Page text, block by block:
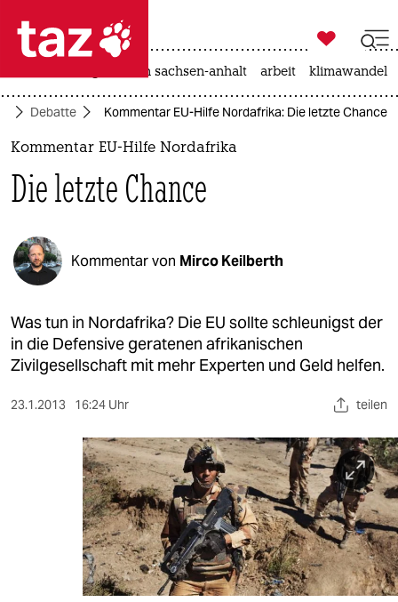
 taz zahl ich
taz zahl ich
politik
öko
gesellschaft
kultur
sport
berlin
wahrheit
veranstaltungen

taz zahl ich
landtagswahl in sachsen-anhalt arbeit klimawandel
Debatte Kommentar EU-Hilfe Nordafrika: Die letzte Chance
Kommentar EU-Hilfe Nordafrika
Die letzte Chance
Kommentar von Mirco Keilberth
Was tun in Nordafrika? Die EU sollte schleunigst der
in die Defensive geratenen afrikanischen
Zivilgesellschaft mit mehr Experten und Geld helfen.
23.1.2013 16:24 Uhr teilen